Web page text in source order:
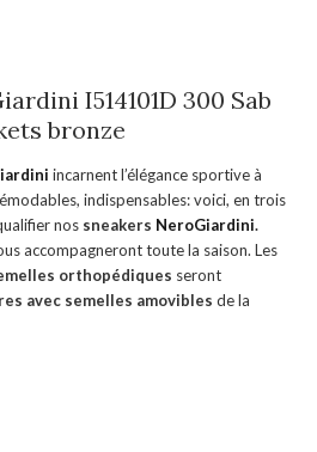
I514101D 300 Sab
bronze
incarnent l’élégance sportive à
indispensables: voici, en trois
nos sneakers NeroGiardini.
accompagneront toute la saison. Les
orthopédiques seront
avec semelles amovibles de la